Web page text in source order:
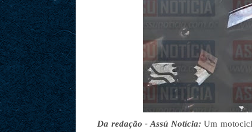
Da redação - Assú Notícia:Um